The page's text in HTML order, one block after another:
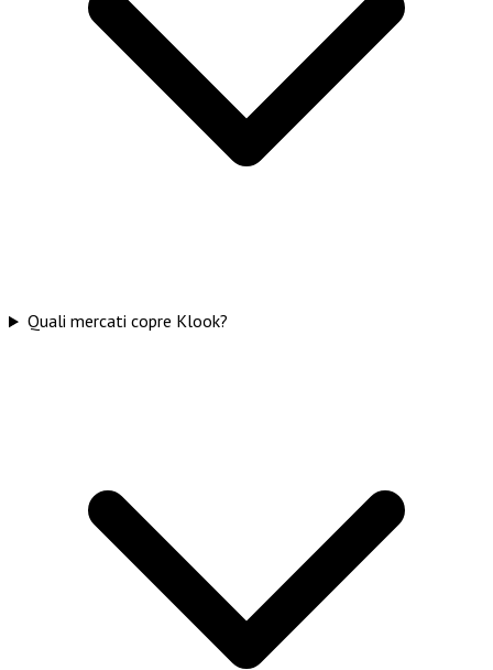
Quali mercati copre Klook?